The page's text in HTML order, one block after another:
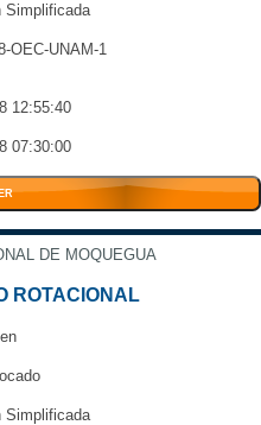
Simplificada
OEC-UNAM-1
12:55:40
07:30:00
DE MOQUEGUA
ROTACIONAL
Simplificada